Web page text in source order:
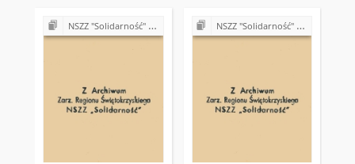
NSZZ "Solidarność" w Rejonie Budowy Dróg w Kielcach (Komisje Oddziałowe, wybory, sprawy pracownicze) NSZZ "Solidarność" w Rejonie Budowy Dróg w Kielcach